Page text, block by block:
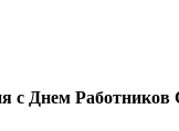
с Днем